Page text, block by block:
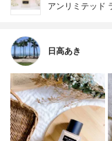
アンリミテッド
日高あき